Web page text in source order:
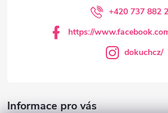
Informace pro vás
+420 737 882
https://
dokuchcz/